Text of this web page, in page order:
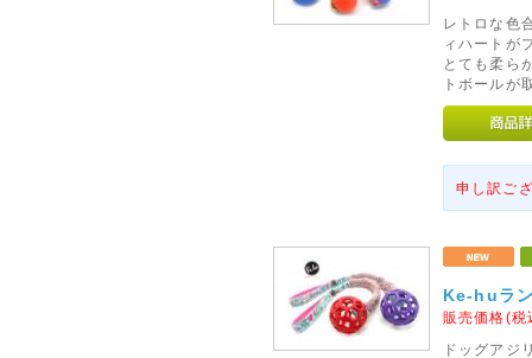
レトロな色
ィハートが
とても柔ら
トボールが
申し訳ご
Ke-huラ
販売価格(
ドッグアジ